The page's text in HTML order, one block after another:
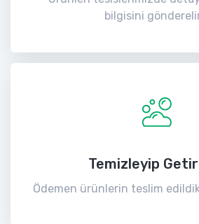
bilgisini
Temizleyip
Ödemen ürünlerin teslim